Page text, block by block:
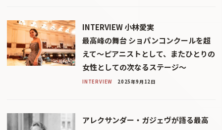
INTERVIEW 小林愛実
最高峰の舞台 ショパンコンクールを超
えて〜ピアニストとして、またひとりの
女性としての次なるステージ〜
INTERVIEW 2025年9月12日
アレクサンダー・ガジェヴが語る最高